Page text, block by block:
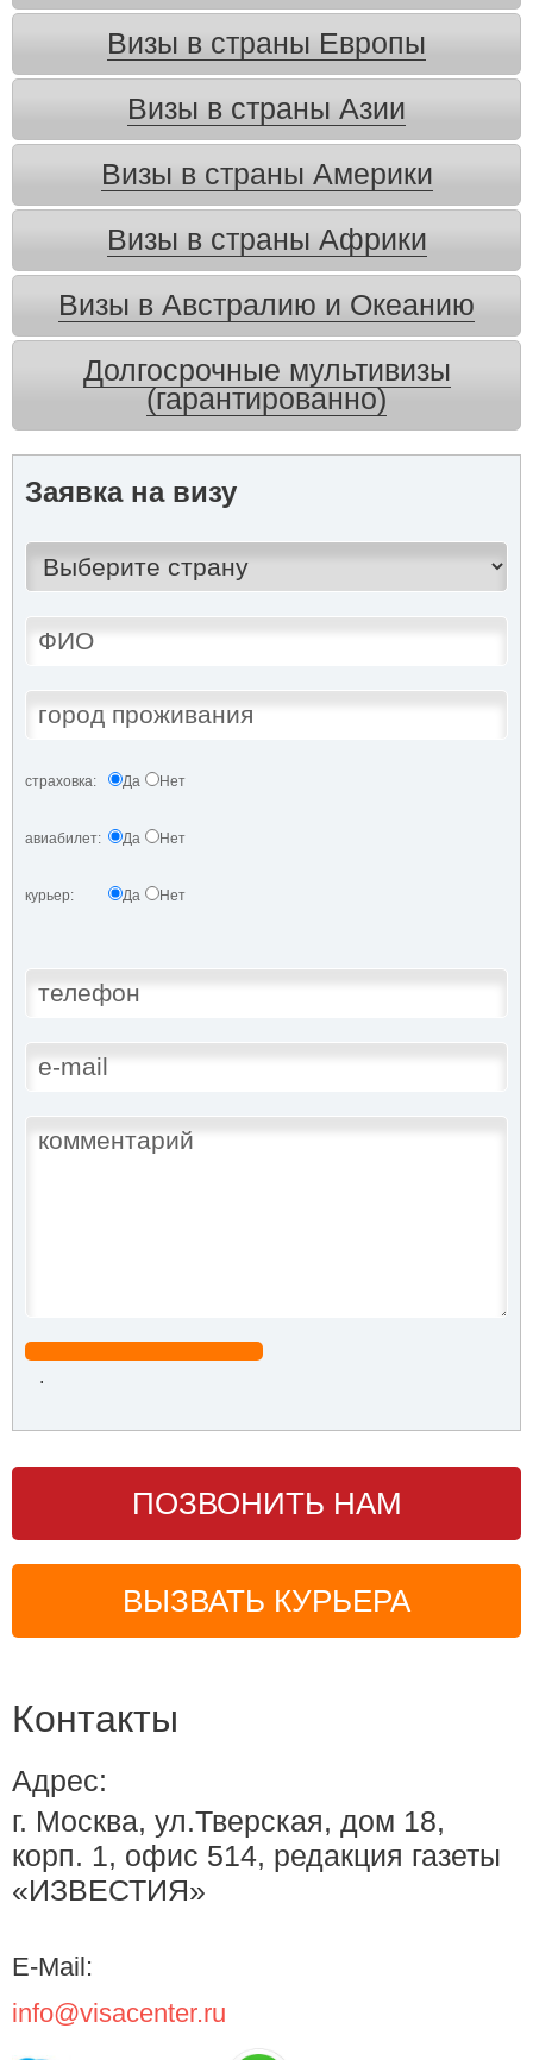
Визы в страны Европы
Визы в страны Азии
Визы в страны Америки
Визы в страны Африки
Визы в Австралию и Океанию
Долгосрочные мультивизы
(гарантированно)
Заявка на визу
страховка: Да Нет
авиабилет: Да Нет
курьер: Да Нет
.
ПОЗВОНИТЬ НАМ
ВЫЗВАТЬ КУРЬЕРА
Контакты
Адрес:
г. Москва, ул.Тверская, дом 18,
корп. 1, офис 514, редакция газеты
«ИЗВЕСТИЯ»
E-Mail:
info@visacenter.ru